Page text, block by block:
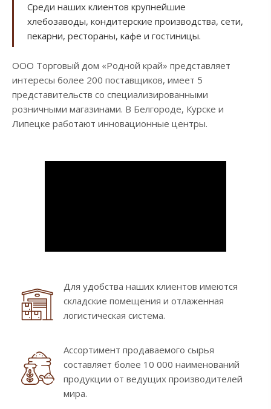
Среди наших клиентов крупнейшие
хлебозаводы, кондитерские производства, сети,
пекарни, рестораны, кафе и гостиницы.
ООО Торговый дом «Родной край» представляет
интересы более 200 поставщиков, имеет 5
представительств со специализированными
розничными магазинами. В Белгороде, Курске и
Липецке работают инновационные центры.
Для удобства наших клиентов имеются
складские помещения и отлаженная
логистическая система.
Ассортимент продаваемого сырья
составляет более 10 000 наименований
продукции от ведущих производителей
мира.